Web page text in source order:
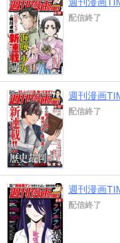
配信終了
週刊漫画
配信終了
週刊漫画
配信終了